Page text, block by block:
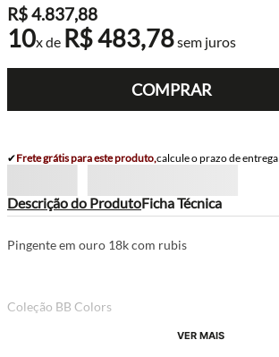
R$4.837,88
10x de R$483,78sem juros
COMPRAR
✔Frete grátis para este produto,calcule o prazo de entrega
Descrição do ProdutoFicha Técnica
Pingente em ouro 18k com rubis
Coleção BB Colors
VER MAIS